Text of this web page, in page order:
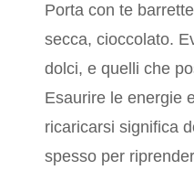
Porta con te
secca, cioccolato.
dolci, e quelli che
Esaurire le energie
ricaricarsi significa
spesso per